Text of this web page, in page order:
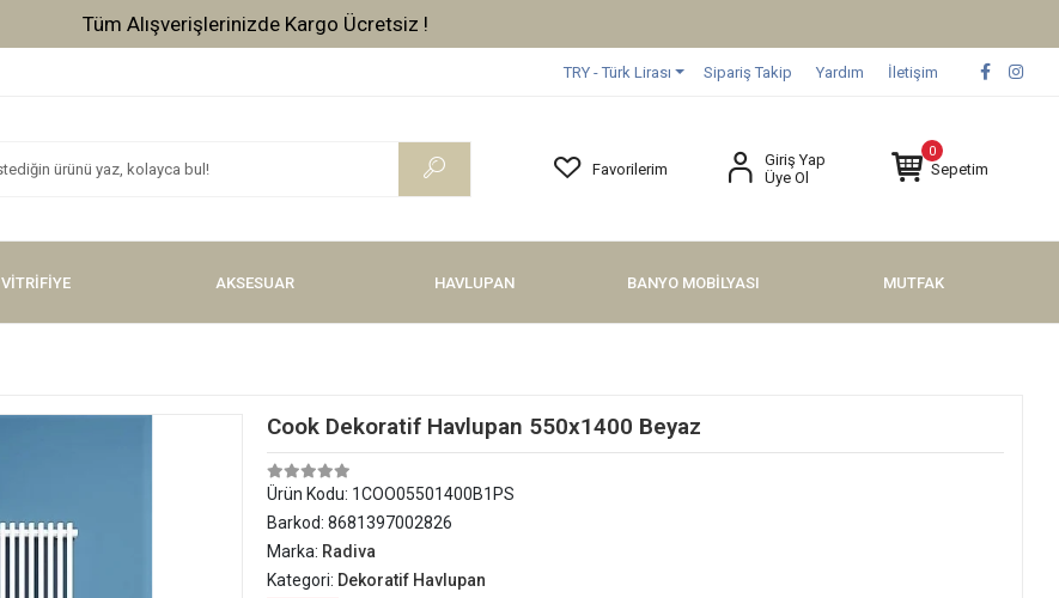
Tüm Alışverişlerinizde Vade Farksız 3 Taksit !
TRY - Türk Lirası Sipariş Takip Yardım İletişim
Favorilerim
Giriş Yap
Üye Ol
0
Sepetim
VİTRİFİYE AKSESUAR HAVLUPAN BANYO MOBİLYASI MUTFAK
Cook Dekoratif Havlupan 550x1400 Beyaz
Ürün Kodu: 1COO05501400B1PS
Barkod: 8681397002826
Marka: Radiva
Kategori: Dekoratif Havlupan